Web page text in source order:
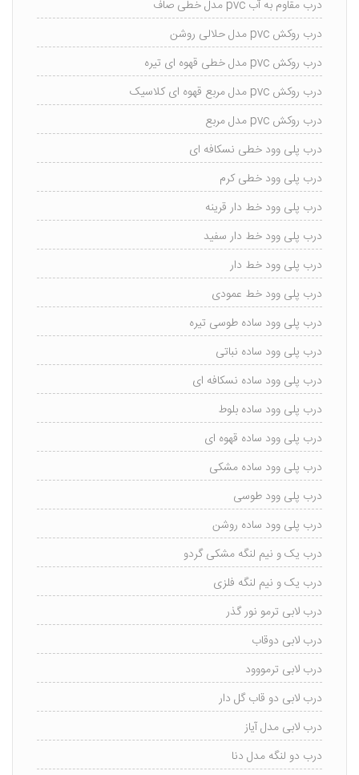
درب مقاوم به آب pvc مدل خطی صاف
درب روکش pvc مدل حلالی روشن
درب روکش pvc مدل خطی قهوه ای تیره
درب روکش pvc مدل مربع قهوه ای کلاسیک
درب روکش pvc مدل مربع
درب پلی وود خطی نسکافه ای
درب پلی وود خطی کرم
درب پلی وود خط دار قرینه
درب پلی وود خط دار سفید
درب پلی وود خط دار
درب پلی وود خط عمودی
درب پلی وود ساده طوسی تیره
درب پلی وود ساده نباتی
درب پلی وود ساده نسکافه ای
درب پلی وود ساده بلوط
درب پلی وود ساده قهوه ای
درب پلی وود ساده مشکی
درب پلی وود طوسی
درب پلی وود ساده روشن
درب یک و نیم لنگه مشکی گردو
درب یک و نیم لنگه فلزی
درب لابی ترمو نور گذر
درب لابی دوقاب
درب لابی ترمووود
درب لابی دو قاب گل دار
درب لابی مدل آیاز
درب دو لنگه مدل دنا